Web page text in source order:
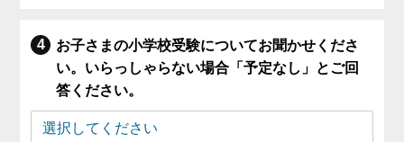
お子さまの小学校受験についてお聞かせくださ
い。いらっしゃらない場合「予定なし」とご回
答ください。